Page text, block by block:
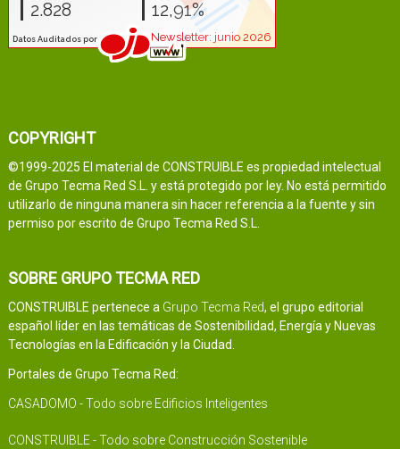
COPYRIGHT
©1999-2025 El material de CONSTRUIBLE es propiedad intelectual
de Grupo Tecma Red S.L. y está protegido por ley. No está permitido
utilizarlo de ninguna manera sin hacer referencia a la fuente y sin
permiso por escrito de Grupo Tecma Red S.L.
SOBRE GRUPO TECMA RED
CONSTRUIBLE pertenece a Grupo Tecma Red, el grupo editorial
español líder en las temáticas de Sostenibilidad, Energía y Nuevas
Tecnologías en la Edificación y la Ciudad.
Portales de Grupo Tecma Red:
CASADOMO - Todo sobre Edificios Inteligentes
CONSTRUIBLE - Todo sobre Construcción Sostenible